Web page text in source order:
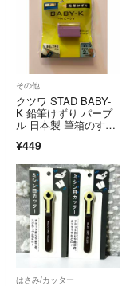
その他
クツワ STAD BABY-
K 鉛筆けずり パープ
ル 日本製 筆箱のすき
¥449
はさみ/カッター